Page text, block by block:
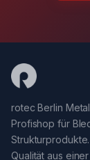
rotec Berlin
Profishop für
Qualität aus